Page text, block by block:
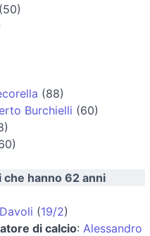
(50)
(88)
Burchielli (60)
hanno 62 anni
(19/2)
di calcio: Alessandro